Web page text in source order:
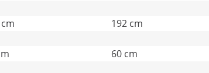
192 cm
60 cm